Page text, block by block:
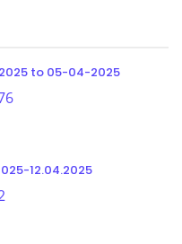
to 05-04-2025
12.04.2025